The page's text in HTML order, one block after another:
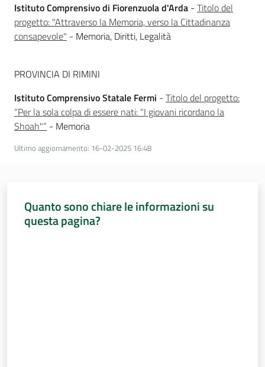
Istituto Comprensivo di Fiorenzuola d'Arda - Titolo del
progetto: "Attraverso la Memoria, verso la Cittadinanza
consapevole" - Memoria, Diritti, Legalità
PROVINCIA DI RIMINI
Istituto Comprensivo Statale Fermi - Titolo del progetto:
“Per la sola colpa di essere nati: "I giovani ricordano la
Shoah"” - Memoria
Ultimo aggiornamento: 16-02-2025 16:48
Quanto sono chiare le informazioni su
questa pagina?